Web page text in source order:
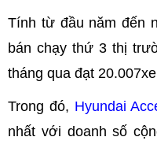
Tính từ đầu năm đến
bán chạy thứ 3 thị
tháng qua đạt
Trong đó, Hyundai
nhất với doanh số